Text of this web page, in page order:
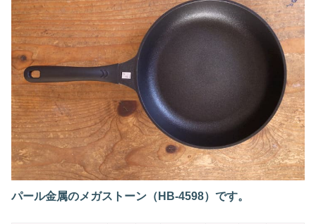
パール金属のメガストーン（HB-4598）です。